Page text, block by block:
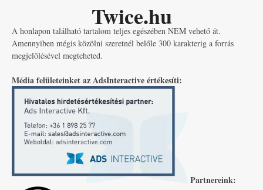
Twice.hu
A honlapon található tartalom teljes egészében NEM vehető át.
Amennyiben mégis közölni szeretnél belőle 300 karakterig a forrás
megjelölésével megteheted.
Média felületeinket az AdsInteractive értékesíti:
Partnereink: